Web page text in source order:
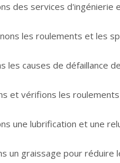
des services
les roulements et les
les causes de défaillance
et vérifions les
une lubrification et une
un graissage pour